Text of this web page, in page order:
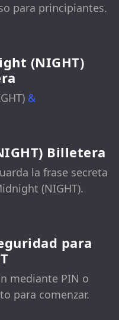
para principiantes.
(NIGHT)
&
Billetera
la frase secreta
(NIGHT).
para
mediante PIN o
para comenzar.